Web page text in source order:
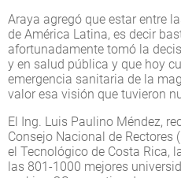
Araya agregó que estar entre
de América Latina, es decir
afortunadamente tomó la
y en salud pública y que hoy
emergencia sanitaria de la
valor esa visión que tuvieron
El Ing. Luis Paulino Méndez,
Consejo Nacional de Rectores (
el Tecnológico de Costa Rica,
las 801-1000 mejores